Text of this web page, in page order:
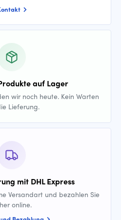
auf Lager
wir noch heute. Kein Warten
Lieferung.
mit DHL Express
Versandart und bezahlen Sie
online.